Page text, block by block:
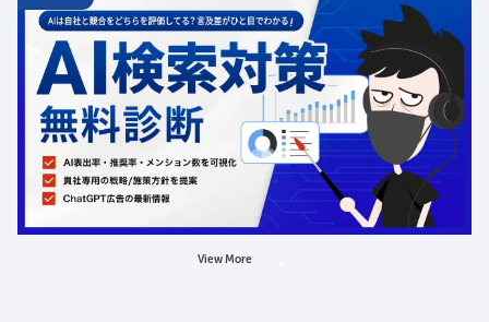
12.31 00:00
ChatGPT広告の最新動向・AI検索対策に関する無料相談
受付中
定員数：500名
金額：無料
場所：オンライン
LLMO 広告
View More